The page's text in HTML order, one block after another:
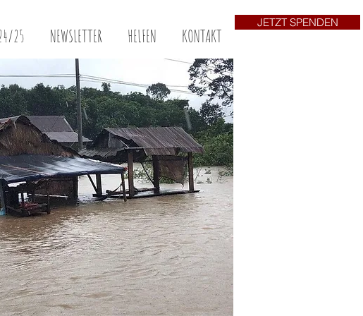
25 NEWSLETTER HELFEN KONTAKT
JETZT SPENDEN